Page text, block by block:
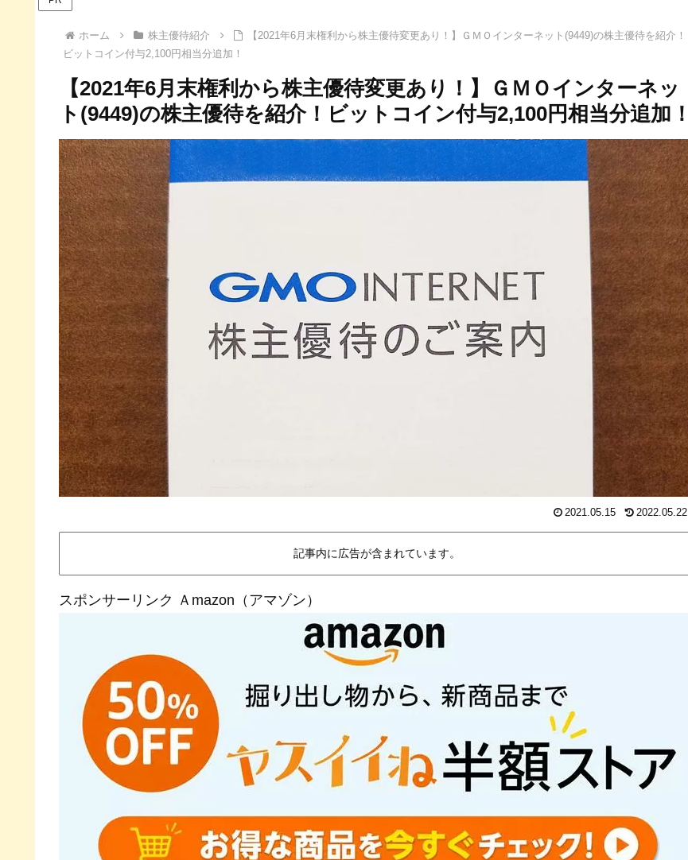
ホーム 株主優待紹介
【2021年6月末権利から株主優待変更あり！】ＧＭＯインターネット(9449)の株主優待を紹介！
ビットコイン付与2,100円相当分追加！
【2021年6月末権利から株主優待変更あり！】ＧＭＯインターネッ
ト(9449)の株主優待を紹介！ビットコイン付与2,100円相当分追加！
2021.05.15 2022.05.22
記事内に広告が含まれています。
スポンサーリンク Ａmazon（アマゾン）